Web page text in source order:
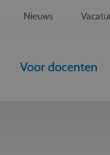
Nieuws
Voor docenten